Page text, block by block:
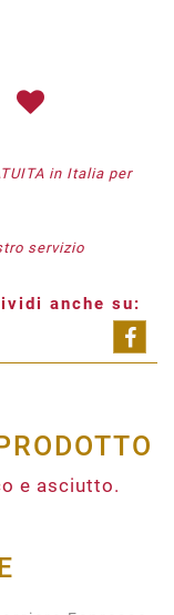
in Italia per
servizio
anche su:
e asciutto.